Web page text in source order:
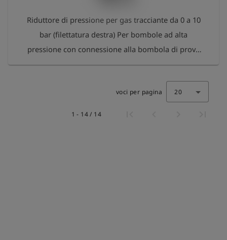
Riduttore di pressione per gas tracciante da 0 a 10
bar (filettatura destra) Per bombole ad alta
pressione con connessione alla bombola di prova
Idrogeno max. 2% idrogeno
voci per pagina 20
1 - 14 / 14